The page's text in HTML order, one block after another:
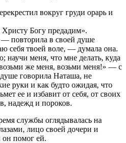
вокруг груди орарь и
Богу предадим».
повторила в своей душе
себя твоей воле, — думала она.
меня, что мне делать, куда
же меня, возьми меня!» — с
говорила Наташа, не
руки и как будто ожидая, что
ее и избавит от себя, от своих
надежд и пороков.
службы оглядывалась на
лицо своей дочери и
он помог ей.